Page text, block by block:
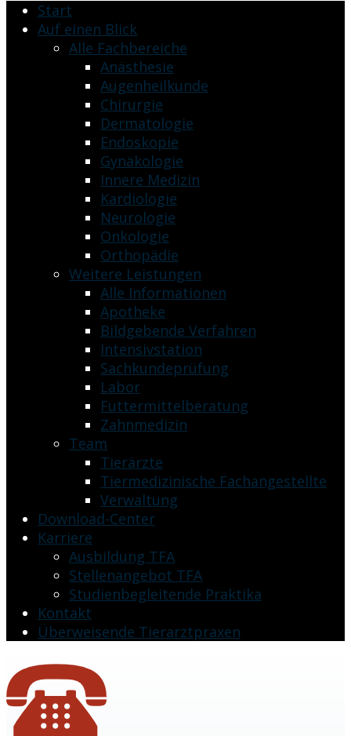
Start
Auf einen Blick
Alle Fachbereiche
Anästhesie
Augenheilkunde
Chirurgie
Dermatologie
Endoskopie
Gynäkologie
Innere Medizin
Kardiologie
Neurologie
Onkologie
Orthopädie
Weitere Leistungen
Alle Informationen
Apotheke
Bildgebende Verfahren
Intensivstation
Sachkundeprüfung
Labor
Futtermittelberatung
Zahnmedizin
Team
Tierärzte
Tiermedizinische Fachangestellte
Verwaltung
Download-Center
Karriere
Ausbildung TFA
Stellenangebot TFA
Studienbegleitende Praktika
Kontakt
Überweisende Tierarztpraxen